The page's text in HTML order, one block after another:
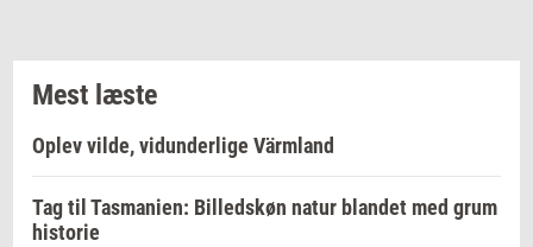
Mest læste
Oplev vilde, vidunderlige Värmland
Tag til Tasmanien: Billedskøn natur blandet med grum
historie